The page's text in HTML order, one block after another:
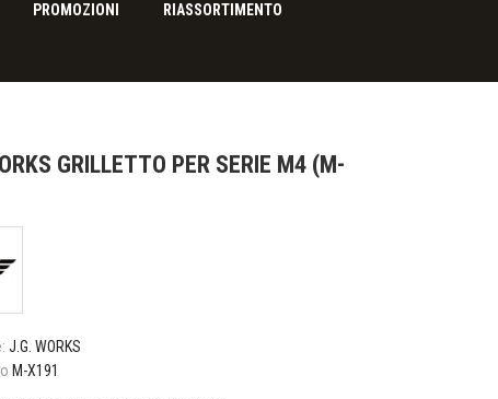
PROMOZIONI RIASSORTIMENTO
GRILLETTO PER SERIE M4 (M-
J.G. WORKS
M-X191